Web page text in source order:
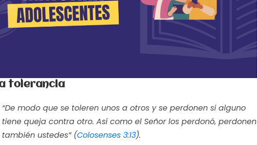
tolerancia
“De modo que se toleren unos a otros y se perdonen si alguno
tiene queja contra otro. Así como el Señor los perdonó, perdonen
también ustedes” (Colosenses 3:13).